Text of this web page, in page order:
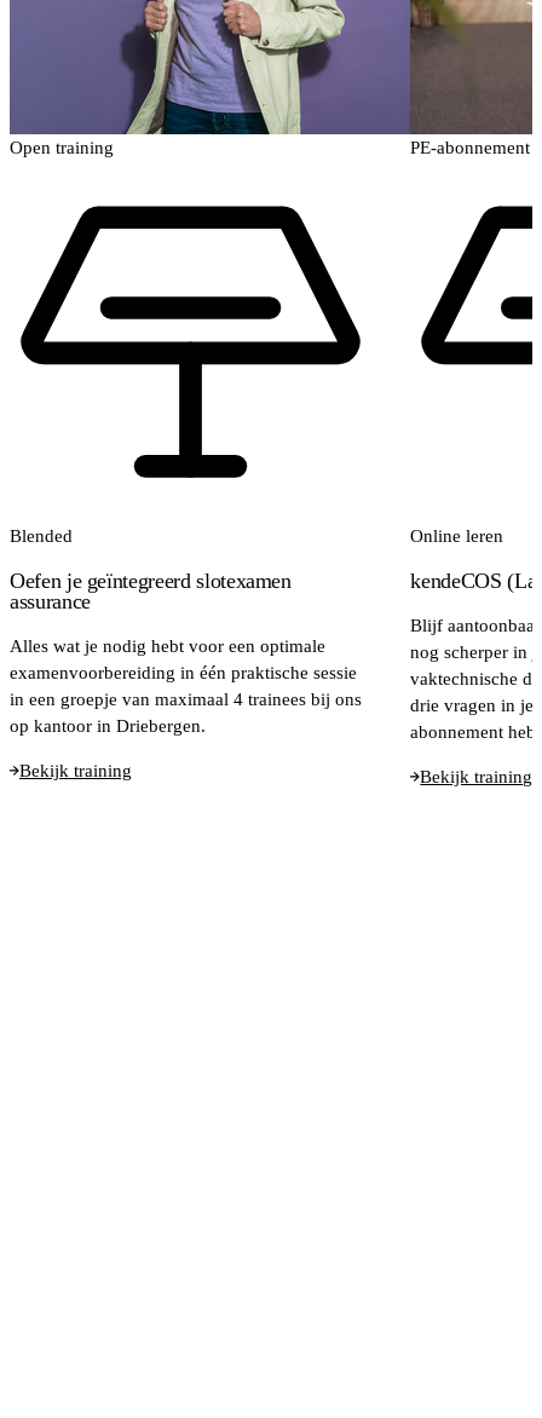
Open training
Blended
Oefen je geïntegreerd slotexamen
assurance
Alles wat je nodig hebt voor een optimale
examenvoorbereiding in één praktische sessie
in een groepje van maximaal 4 trainees bij ons
op kantoor in Driebergen.
Bekijk training
PE-abonnement
Online leren
kendeCOS
Blijf
nog scherper in
vaktechnische
drie vragen in je
abonnement
Bekijk training